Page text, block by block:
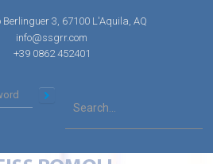
Berlinguer 3, 67100 L'Aquila, AQ
info@ssgrr.com
+39 0862 452401